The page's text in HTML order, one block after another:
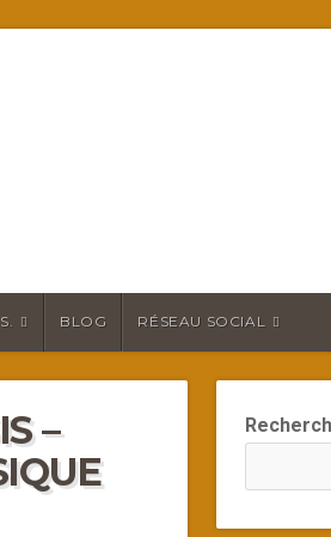
BLOG RÉSEAU SOCIAL
–